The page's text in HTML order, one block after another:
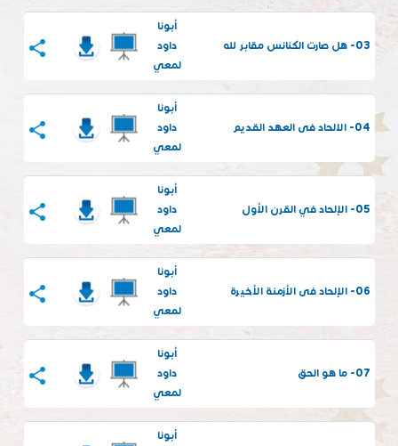
03- هل صارت الكنائس مقابر لله
أبونا
داود
لمعي
04- الالحاد فى العهد القديم
أبونا
داود
لمعي
05- الإلحاد في القرن الأول
أبونا
داود
لمعي
أبونا
داود
لمعي
أبونا
داود
لمعي
أبونا